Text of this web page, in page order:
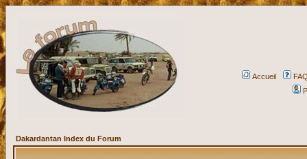
Accueil
Dakardantan Index du Forum